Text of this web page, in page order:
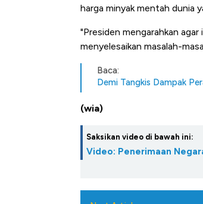
harga minyak mentah dunia
"Presiden mengarahkan
menyelesaikan masalah-
Baca:
Demi Tangkis Dampak
(wia)
Saksikan video di bawah ini:
Video: Penerimaan